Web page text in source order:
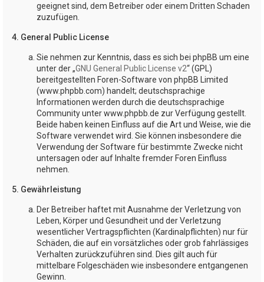
geeignet sind, dem Betreiber oder einem Dritten Schaden
zuzufügen.
4. General Public License
Sie nehmen zur Kenntnis, dass es sich bei phpBB um eine
unter der „GNU General Public License v2“ (GPL)
bereitgestellten Foren-Software von phpBB Limited
(www.phpbb.com) handelt; deutschsprachige
Informationen werden durch die deutschsprachige
Community unter www.phpbb.de zur Verfügung gestellt.
Beide haben keinen Einfluss auf die Art und Weise, wie die
Software verwendet wird. Sie können insbesondere die
Verwendung der Software für bestimmte Zwecke nicht
untersagen oder auf Inhalte fremder Foren Einfluss
nehmen.
5. Gewährleistung
Der Betreiber haftet mit Ausnahme der Verletzung von
Leben, Körper und Gesundheit und der Verletzung
wesentlicher Vertragspflichten (Kardinalpflichten) nur für
Schäden, die auf ein vorsätzliches oder grob fahrlässiges
Verhalten zurückzuführen sind. Dies gilt auch für
mittelbare Folgeschäden wie insbesondere entgangenen
Gewinn.